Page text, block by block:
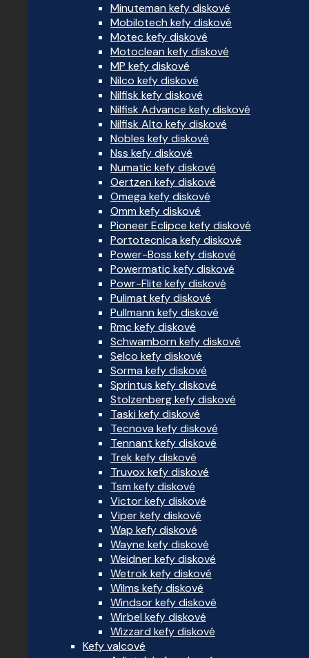
Minuteman kefy diskové
Mobilotech kefy diskové
Motec kefy diskové
Motoclean kefy diskové
MP kefy diskové
Nilco kefy diskové
Nilfisk kefy diskové
Nilfisk Advance kefy diskové
Nilfisk Alto kefy diskové
Nobles kefy diskové
Nss kefy diskové
Numatic kefy diskové
Oertzen kefy diskové
Omega kefy diskové
Omm kefy diskové
Pioneer Eclipce kefy diskové
Portotecnica kefy diskové
Power-Boss kefy diskové
Powermatic kefy diskové
Powr-Flite kefy diskové
Pulimat kefy diskové
Pullmann kefy diskové
Rmc kefy diskové
Schwamborn kefy diskové
Selco kefy diskové
Sorma kefy diskové
Sprintus kefy diskové
Stolzenberg kefy diskové
Taski kefy diskové
Tecnova kefy diskové
Tennant kefy diskové
Trek kefy diskové
Truvox kefy diskové
Tsm kefy diskové
Victor kefy diskové
Viper kefy diskové
Wap kefy diskové
Wayne kefy diskové
Weidner kefy diskové
Wetrok kefy diskové
Wilms kefy diskové
Windsor kefy diskové
Wirbel kefy diskové
Wizzard kefy diskové
Kefy valcové